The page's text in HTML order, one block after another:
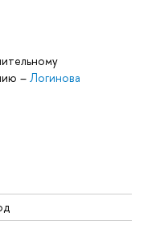
– Логинова